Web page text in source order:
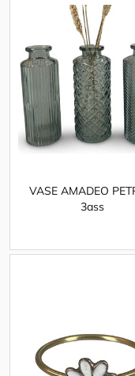
VASE AMADEO
3ass